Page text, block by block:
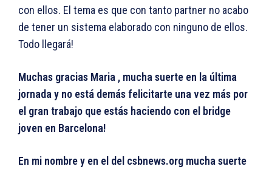
con ellos. El tema es que con tanto partner no acabo
de tener un sistema elaborado con ninguno de ellos.
Todo llegará!
Muchas gracias Maria , mucha suerte en la última
jornada y no está demás felicitarte una vez más por
el gran trabajo que estás haciendo con el bridge
joven en Barcelona!
En mi nombre y en el del csbnews.org mucha suerte